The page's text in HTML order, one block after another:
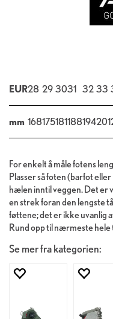
EUR28 29 3031 32 33
mm 168175181188194201
For enkelt å måle fotens
Plasser så foten (barfot
hælen inntil veggen. Det er
en strek foran den lengste
føttene; det er ikke uvanlig
Rund opp til nærmeste hele
Se mer fra kategorien: